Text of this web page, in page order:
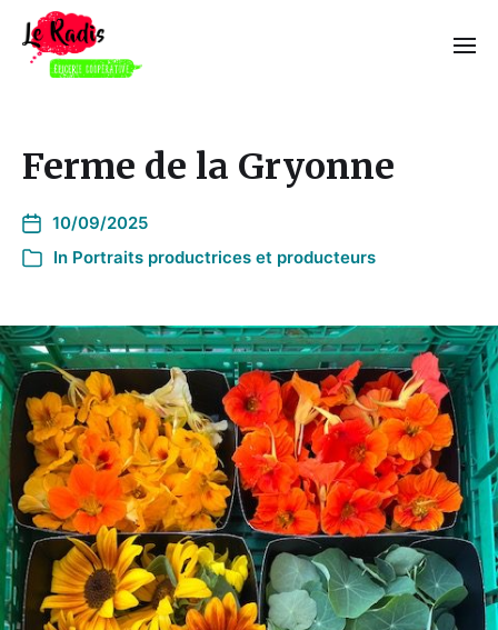
Ferme de la Gryonne
10/09/2025
In Portraits productrices et producteurs